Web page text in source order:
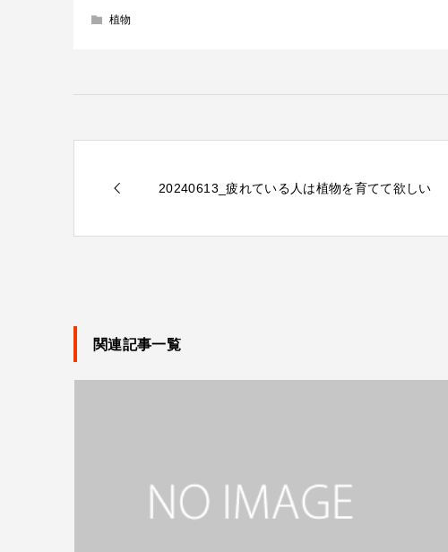
植物
20240613_疲れている人は植物を育てて欲しい
関連記事一覧